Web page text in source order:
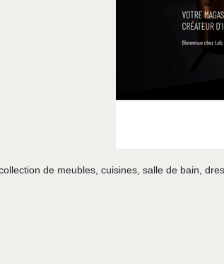
de meubles, cuisines, salle de bain,